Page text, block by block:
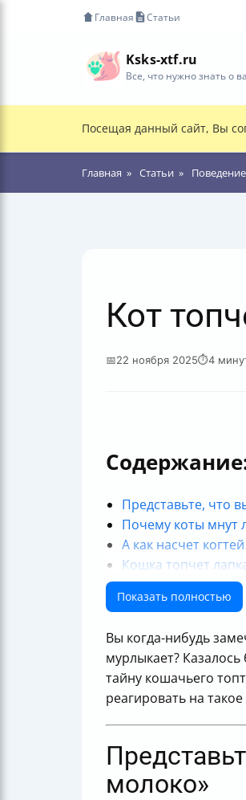
Главная Статьи
Ksks-xtf.ru
Все, что нужно знать о
Посещая данный сайт, Вы
Главная Статьи
Кот
📅22 ноября 2025⏱4
Представьте, что
Почему коты мнут
А как насчет
Кошка топчет
Практический
Таблица для
Полезные ссылки
Показать полностью
Вы когда-нибудь
мурлыкает?
тайну кошачьего
реагировать на
молоко»